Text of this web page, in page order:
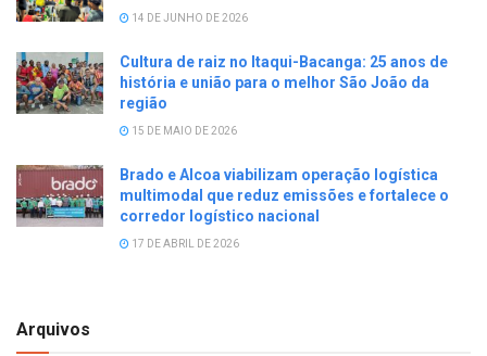
14 DE JUNHO DE 2026
Cultura de raiz no Itaqui-Bacanga: 25 anos de
história e união para o melhor São João da
região
15 DE MAIO DE 2026
Brado e Alcoa viabilizam operação logística
multimodal que reduz emissões e fortalece o
corredor logístico nacional
17 DE ABRIL DE 2026
Arquivos